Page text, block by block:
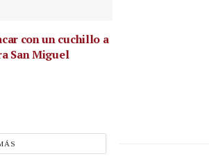
con un cuchillo a
San Miguel